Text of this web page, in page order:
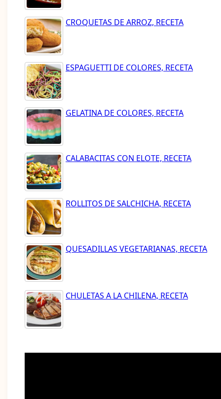
CROQUETAS DE ARROZ, RECETA
ESPAGUETTI DE COLORES, RECETA
GELATINA DE COLORES, RECETA
CALABACITAS CON ELOTE, RECETA
ROLLITOS DE SALCHICHA, RECETA
QUESADILLAS VEGETARIANAS, RECETA
CHULETAS A LA CHILENA, RECETA